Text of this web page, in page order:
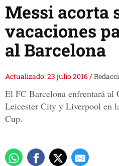
Messi acorta
vacaciones
al Barcelona
Actualizado: 23 julio 2016/
El FC Barcelona enfrentará
Leicester City y Liverpool en
Cup.